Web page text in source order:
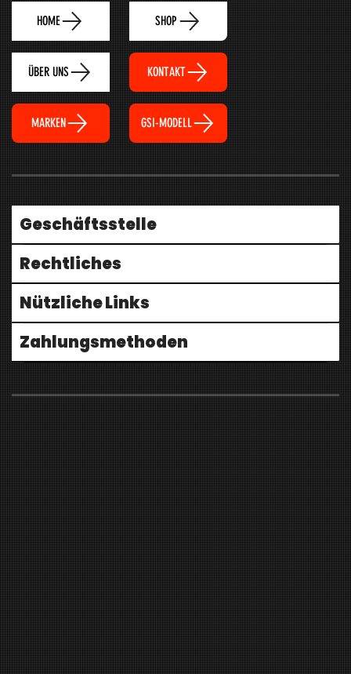
HOME SHOP
ÜBER UNS KONTAKT
MARKEN GSI-MODELL
Geschäftsstelle
Rechtliches
Nützliche Links
Zahlungsmethoden